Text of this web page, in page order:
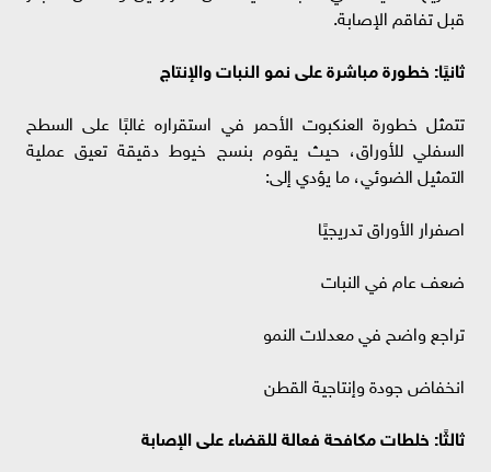
قبل تفاقم الإصابة.
ثانيًا: خطورة مباشرة على نمو النبات والإنتاج
تتمثل خطورة العنكبوت الأحمر في استقراره غالبًا على السطح
السفلي للأوراق، حيث يقوم بنسج خيوط دقيقة تعيق عملية
التمثيل الضوئي، ما يؤدي إلى:
اصفرار الأوراق تدريجيًا
ضعف عام في النبات
تراجع واضح في معدلات النمو
انخفاض جودة وإنتاجية القطن
ثالثًا: خلطات مكافحة فعالة للقضاء على الإصابة